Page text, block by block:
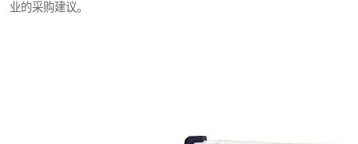
业的采购建议。